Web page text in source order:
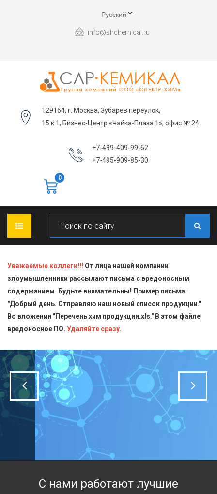
Русский
info@slrchemical.ru
129164, г. Москва, Зубарев переулок,
15 к.1, Бизнес-Центр «Чайка-Плаза 1», офис № 24
+7-499-409-99-62
+7-495-909-85-30
0
О КОМПАНИИ
ПРОДУКЦИЯ
Блескообразующие добавки
Индикаторы
Кислоты
Пищевая химия для производств
Стандарт-титры
Техническая химия
СТАТЬИ
ДОСТАВКА
СЕРТИФИКАТЫ
КОНТАКТЫ
Уважаемые коллеги!!! От лица нашей компании
злоумышленники рассылают письма с вредоносным
содержанием. Будьте внимательны! Пример письма:
"Добрый день. Отправляю наш новый список продукции."
Во вложении "Перечень хим продукции.xls." В этом файле
вредоносное ПО. Удаляйте сразу.
С нами работают лучшие